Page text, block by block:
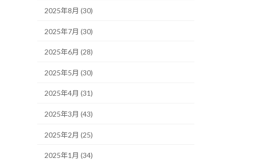
2025年8月 (30)
2025年7月 (30)
2025年6月 (28)
2025年5月 (30)
2025年4月 (31)
2025年3月 (43)
2025年2月 (25)
2025年1月 (34)